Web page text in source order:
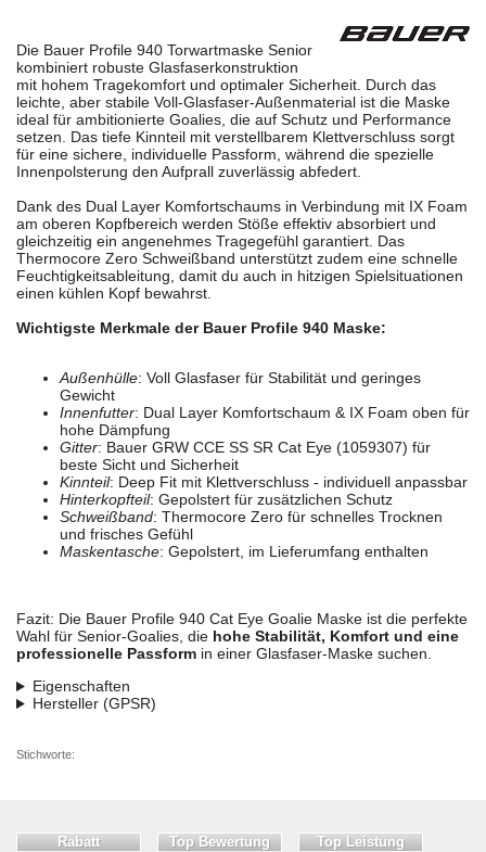
Die Bauer Profile 940 Torwartmaske Senior
kombiniert robuste Glasfaserkonstruktion
mit hohem Tragekomfort und optimaler Sicherheit. Durch das
leichte, aber stabile Voll-Glasfaser-Außenmaterial ist die Maske
ideal für ambitionierte Goalies, die auf Schutz und Performance
setzen. Das tiefe Kinnteil mit verstellbarem Klettverschluss sorgt
für eine sichere, individuelle Passform, während die spezielle
Innenpolsterung den Aufprall zuverlässig abfedert.
Dank des Dual Layer Komfortschaums in Verbindung mit IX Foam
am oberen Kopfbereich werden Stöße effektiv absorbiert und
gleichzeitig ein angenehmes Tragegefühl garantiert. Das
Thermocore Zero Schweißband unterstützt zudem eine schnelle
Feuchtigkeitsableitung, damit du auch in hitzigen Spielsituationen
einen kühlen Kopf bewahrst.
Wichtigste Merkmale der Bauer Profile 940 Maske:
Außenhülle: Voll Glasfaser für Stabilität und geringes
Gewicht
Innenfutter: Dual Layer Komfortschaum & IX Foam oben für
hohe Dämpfung
Gitter: Bauer GRW CCE SS SR Cat Eye (1059307) für
beste Sicht und Sicherheit
Kinnteil: Deep Fit mit Klettverschluss - individuell anpassbar
Hinterkopfteil: Gepolstert für zusätzlichen Schutz
Schweißband: Thermocore Zero für schnelles Trocknen
und frisches Gefühl
Maskentasche: Gepolstert, im Lieferumfang enthalten
Fazit: Die Bauer Profile 940 Cat Eye Goalie Maske ist die perfekte
Wahl für Senior-Goalies, die hohe Stabilität, Komfort und eine
professionelle Passform in einer Glasfaser-Maske suchen.
Eigenschaften
Hersteller (GPSR)
Stichworte:
Rabatt Top Bewertung Top Leistung